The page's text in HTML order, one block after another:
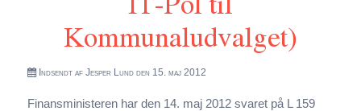
Kommunaludvalget)
Indsendt af Jesper Lundden 15. maj 2012
Finansministeren har den 14. maj 2012 svaret på L 159